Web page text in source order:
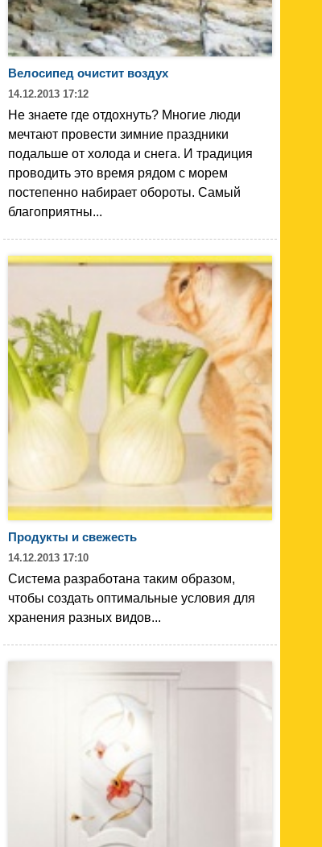
Велосипед очистит воздух
14.12.2013 17:12
Не знаете где отдохнуть? Многие люди
мечтают провести зимние праздники
подальше от холода и снега. И традиция
проводить это время рядом с морем
постепенно набирает обороты. Самый
благоприятны...
Продукты и свежесть
14.12.2013 17:10
Система разработана таким образом,
чтобы создать оптимальные условия для
хранения разных видов...